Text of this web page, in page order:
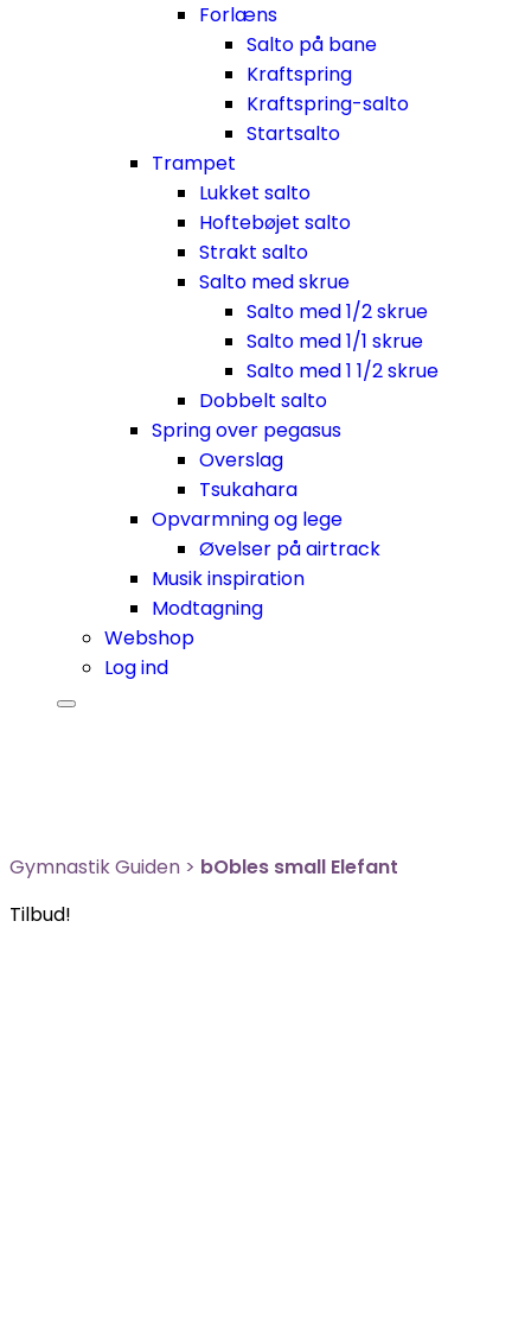
Forlæns
Salto på bane
Kraftspring
Kraftspring-salto
Startsalto
Trampet
Lukket salto
Hoftebøjet salto
Strakt salto
Salto med skrue
Salto med 1/2 skrue
Salto med 1/1 skrue
Salto med 1 1/2 skrue
Dobbelt salto
Spring over pegasus
Overslag
Tsukahara
Opvarmning og lege
Øvelser på airtrack
Musik inspiration
Modtagning
Webshop
Log ind
Gymnastik Guiden > bObles small Elefant
Tilbud!